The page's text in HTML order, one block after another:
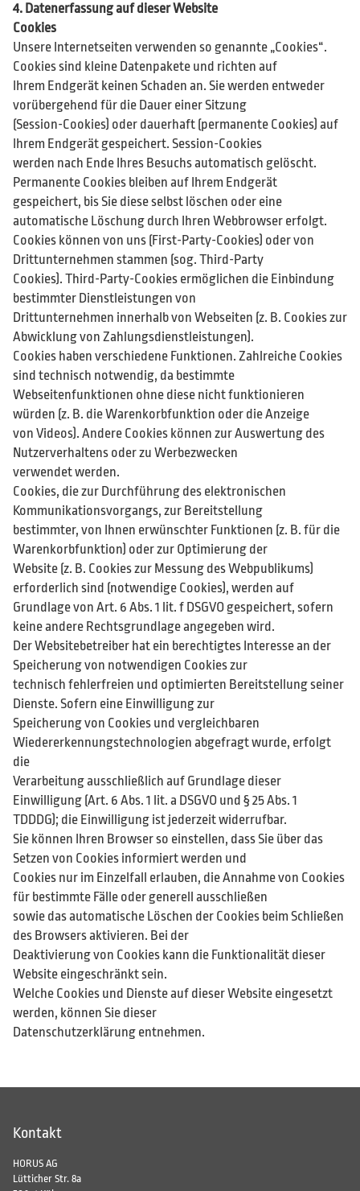
4. Datenerfassung auf dieser Website
Cookies
Unsere Internetseiten verwenden so genannte „Cookies“.
Cookies sind kleine Datenpakete und richten auf
Ihrem Endgerät keinen Schaden an. Sie werden entweder
vorübergehend für die Dauer einer Sitzung
(Session-Cookies) oder dauerhaft (permanente Cookies) auf
Ihrem Endgerät gespeichert. Session-Cookies
werden nach Ende Ihres Besuchs automatisch gelöscht.
Permanente Cookies bleiben auf Ihrem Endgerät
gespeichert, bis Sie diese selbst löschen oder eine
automatische Löschung durch Ihren Webbrowser erfolgt.
Cookies können von uns (First-Party-Cookies) oder von
Drittunternehmen stammen (sog. Third-Party
Cookies). Third-Party-Cookies ermöglichen die Einbindung
bestimmter Dienstleistungen von
Drittunternehmen innerhalb von Webseiten (z. B. Cookies zur
Abwicklung von Zahlungsdienstleistungen).
Cookies haben verschiedene Funktionen. Zahlreiche Cookies
sind technisch notwendig, da bestimmte
Webseitenfunktionen ohne diese nicht funktionieren
würden (z. B. die Warenkorbfunktion oder die Anzeige
von Videos). Andere Cookies können zur Auswertung des
Nutzerverhaltens oder zu Werbezwecken
verwendet werden.
Cookies, die zur Durchführung des elektronischen
Kommunikationsvorgangs, zur Bereitstellung
bestimmter, von Ihnen erwünschter Funktionen (z. B. für die
Warenkorbfunktion) oder zur Optimierung der
Website (z. B. Cookies zur Messung des Webpublikums)
erforderlich sind (notwendige Cookies), werden auf
Grundlage von Art. 6 Abs. 1 lit. f DSGVO gespeichert, sofern
keine andere Rechtsgrundlage angegeben wird.
Der Websitebetreiber hat ein berechtigtes Interesse an der
Speicherung von notwendigen Cookies zur
technisch fehlerfreien und optimierten Bereitstellung seiner
Dienste. Sofern eine Einwilligung zur
Speicherung von Cookies und vergleichbaren
Wiedererkennungstechnologien abgefragt wurde, erfolgt
die
Verarbeitung ausschließlich auf Grundlage dieser
Einwilligung (Art. 6 Abs. 1 lit. a DSGVO und § 25 Abs. 1
TDDDG); die Einwilligung ist jederzeit widerrufbar.
Sie können Ihren Browser so einstellen, dass Sie über das
Setzen von Cookies informiert werden und
Cookies nur im Einzelfall erlauben, die Annahme von Cookies
für bestimmte Fälle oder generell ausschließen
sowie das automatische Löschen der Cookies beim Schließen
des Browsers aktivieren. Bei der
Deaktivierung von Cookies kann die Funktionalität dieser
Website eingeschränkt sein.
Welche Cookies und Dienste auf dieser Website eingesetzt
werden, können Sie dieser
Datenschutzerklärung entnehmen.
Kontakt
HORUS AG
Lütticher Str. 8a